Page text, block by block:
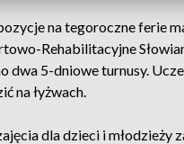
na tegoroczne ferie
Rehabilitacyjne
dwa 5-dniowe turnusy.
na łyżwach.
dla dzieci i młodzieży